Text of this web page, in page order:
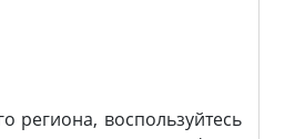
воспользуйтесь